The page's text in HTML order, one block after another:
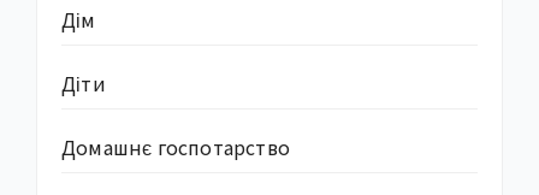
Дім
Діти
Домашнє госпотарство